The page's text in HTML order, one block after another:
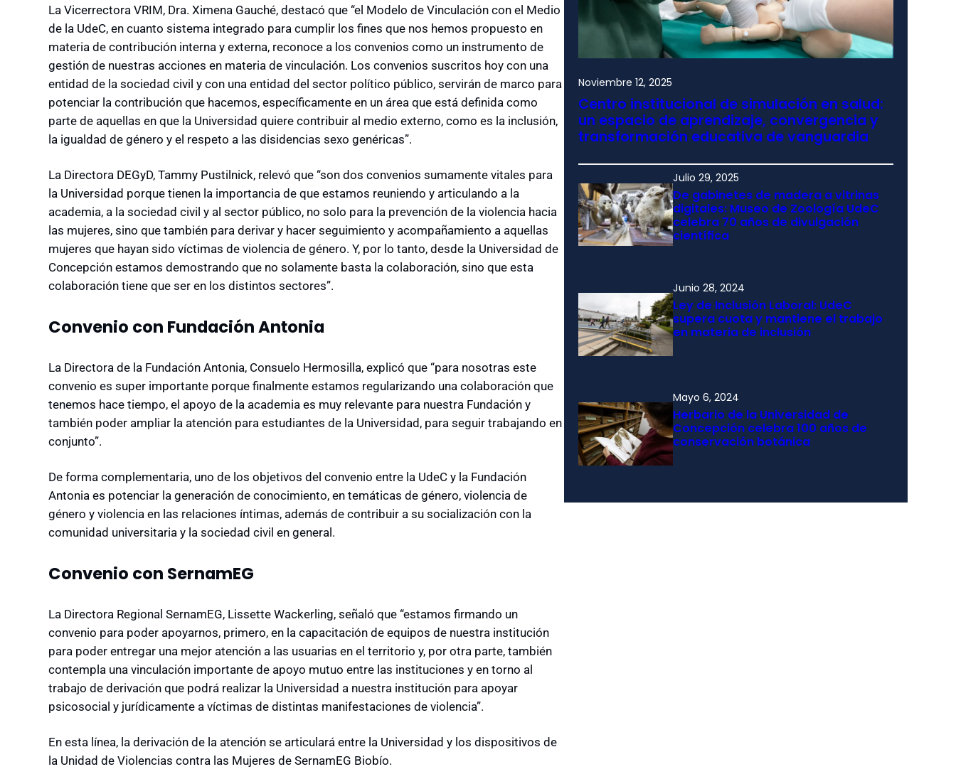
La Vicerrectora VRIM, Dra. Ximena Gauché, destacó que “el Modelo de Vinculación con el Medio
de la UdeC, en cuanto sistema integrado para cumplir los fines que nos hemos propuesto en
materia de contribución interna y externa, reconoce a los convenios como un instrumento de
gestión de nuestras acciones en materia de vinculación. Los convenios suscritos hoy con una
entidad de la sociedad civil y con una entidad del sector político público, servirán de marco para
potenciar la contribución que hacemos, específicamente en un área que está definida como
parte de aquellas en que la Universidad quiere contribuir al medio externo, como es la inclusión,
la igualdad de género y el respeto a las disidencias sexo genéricas”.
La Directora DEGyD, Tammy Pustilnick, relevó que “son dos convenios sumamente vitales para
la Universidad porque tienen la importancia de que estamos reuniendo y articulando a la
academia, a la sociedad civil y al sector público, no solo para la prevención de la violencia hacia
las mujeres, sino que también para derivar y hacer seguimiento y acompañamiento a aquellas
mujeres que hayan sido víctimas de violencia de género. Y, por lo tanto, desde la Universidad de
Concepción estamos demostrando que no solamente basta la colaboración, sino que esta
colaboración tiene que ser en los distintos sectores”.
Convenio con Fundación Antonia
La Directora de la Fundación Antonia, Consuelo Hermosilla, explicó que “para nosotras este
convenio es super importante porque finalmente estamos regularizando una colaboración que
tenemos hace tiempo, el apoyo de la academia es muy relevante para nuestra Fundación y
también poder ampliar la atención para estudiantes de la Universidad, para seguir trabajando en
conjunto”.
De forma complementaria, uno de los objetivos del convenio entre la UdeC y la Fundación
Antonia es potenciar la generación de conocimiento, en temáticas de género, violencia de
género y violencia en las relaciones íntimas, además de contribuir a su socialización con la
comunidad universitaria y la sociedad civil en general.
Convenio con SernamEG
La Directora Regional SernamEG, Lissette Wackerling, señaló que “estamos firmando un
convenio para poder apoyarnos, primero, en la capacitación de equipos de nuestra institución
para poder entregar una mejor atención a las usuarias en el territorio y, por otra parte, también
contempla una vinculación importante de apoyo mutuo entre las instituciones y en torno al
trabajo de derivación que podrá realizar la Universidad a nuestra institución para apoyar
psicosocial y jurídicamente a víctimas de distintas manifestaciones de violencia”.
En esta línea, la derivación de la atención se articulará entre la Universidad y los dispositivos de
la Unidad de Violencias contra las Mujeres de SernamEG Biobío.
Noviembre 12, 2025
Centro institucional de simulación en salud:
un espacio de aprendizaje, convergencia y
transformación educativa de vanguardia
Julio 29, 2025
De gabinetes de madera a vitrinas
digitales: Museo de Zoología UdeC
celebra 70 años de divulgación
científica
Junio 28, 2024
Ley de Inclusión Laboral: UdeC
supera cuota y mantiene el trabajo
en materia de inclusión
Mayo 6, 2024
Herbario de la Universidad de
Concepción celebra 100 años de
conservación botánica